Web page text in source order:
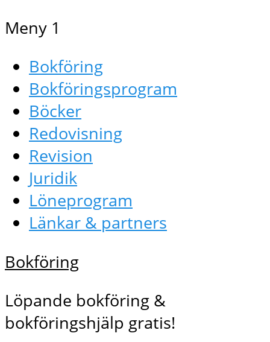
Meny 1
Bokföring
Bokföringsprogram
Böcker
Redovisning
Revision
Juridik
Löneprogram
Länkar & partners
Bokföring
Löpande bokföring &
bokföringshjälp gratis!